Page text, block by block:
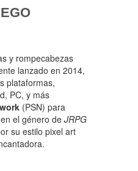
y rompecabezas
lanzado en 2014,
plataformas,
PC, y más
(PSN) para
el género de JRPG
su estilo pixel art